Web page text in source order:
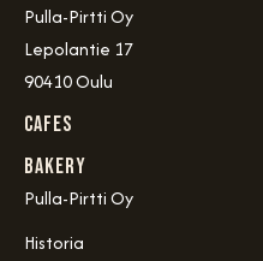
Pulla-Pirtti Oy
Lepolantie 17
90410 Oulu
Cafes
Bakery
Pulla-Pirtti Oy
Historia